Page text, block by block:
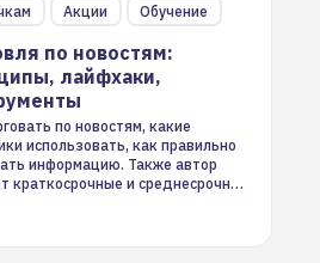
Акции Обучение
по новостям:
лайфхаки,
по новостям, какие
использовать, как правильно
информацию. Также автор
краткосрочные и среднесрочные